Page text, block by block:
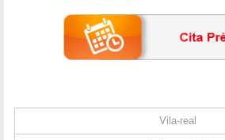
Vila-real